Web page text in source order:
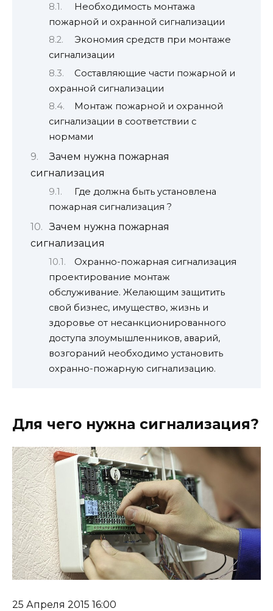
Необходимость монтажа
пожарной и охранной сигнализации
Экономия средств при монтаже
сигнализации
Составляющие части пожарной и
охранной сигнализации
Монтаж пожарной и охранной
сигнализации в соответствии с
нормами
Зачем нужна пожарная
сигнализация
Где должна быть установлена
пожарная сигнализация ?
Зачем нужна пожарная
сигнализация
Охранно-пожарная сигнализация
проектирование монтаж
обслуживание. Желающим защитить
свой бизнес, имущество, жизнь и
здоровье от несанкционированного
доступа злоумышленников, аварий,
возгораний необходимо установить
охранно-пожарную сигнализацию.
Для чего нужна сигнализация?
25 Апреля 2015 16:00